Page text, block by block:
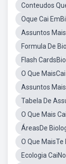
Conteudos
Oque Cai
Assuntos
Formula De
Flash
O Que
Assuntos
Tabela De
O Que Mais
ÁreasDe
O Que MaisTe
Ecologia